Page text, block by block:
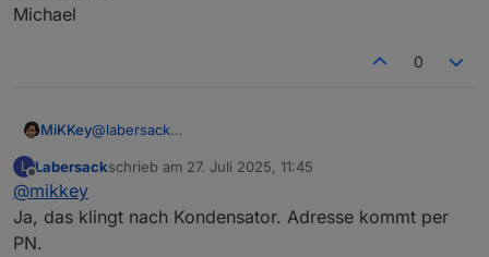
Michael
0
MiKKey@labersack
im Testaufbau bricht beim Schalten bereits ohne Last
weiteren Kanals gehen alle aus.
nach Schalterdrücken blinkt LED/ die LED paarmal, aber
Beste Grüße
L
Offline
Labersackschrieb am 27. Juli 2025, 11:45
zuletzt editiert von
@mikkey
Ja, das klingt nach Kondensator. Adresse kommt per
PN.